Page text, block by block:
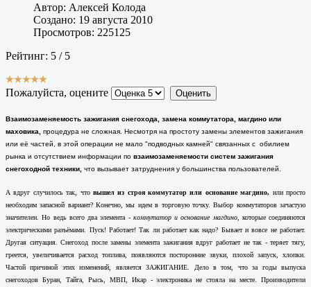
Автор: Алексей Колода
Создано: 19 августа 2010
Просмотров: 225125
Рейтинг: 5 / 5
Пожалуйста, оцените
Взаимозаменяемость зажигания снегохода, замена коммутатора, магдино или
маховика, процедура не сложная. Несмотря на простоту замены элементов зажигания
или её частей, в этой операции не мало "подводных камней" связанных с обилием
рынка и отсутствием информации по взаимозаменяемости систем зажигания
снегоходной техники, что вызывает затруднения у большинства пользователей.
А вдруг случилось так, что вышел из строя коммутатор или основание магдино, или просто
необходим запасной вариант? Конечно, мы идем в торговую точку. Выбор коммутаторов зачастую
значителен. Но ведь всего два элемента - коммутатор и основание магдино,
которые соединяются
электрическими разъёмами. Пуск! Работает! Так ли работает как надо? Бывает и вовсе не работает.
Другая ситуация. Снегоход после замены элемента зажигания вдруг работает не так - теряет тягу,
греется, увеличивается расход топлива, появляются посторонние звуки, плохой запуск, хлопки.
Частой причиной этих изменений, является ЗАЖИГАНИЕ. Дело в том, что за годы выпуска
снегоходов Буран, Тайга, Рысь, МВП, Икар - электроника не стояла на месте. Производители